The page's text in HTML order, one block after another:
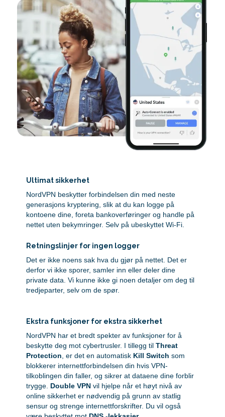
Ultimat sikkerhet
NordVPN beskytter forbindelsen din med neste
generasjons kryptering, slik at du kan logge på
kontoene dine, foreta bankoverføringer og handle på
nettet uten bekymringer. Selv på ubeskyttet Wi-Fi.
Retningslinjer for ingen logger
Det er ikke noens sak hva du gjør på nettet. Det er
derfor vi ikke sporer, samler inn eller deler dine
private data. Vi kunne ikke gi noen detaljer om deg til
tredjeparter, selv om de spør.
Ekstra funksjoner for ekstra sikkerhet
NordVPN har et bredt spekter av funksjoner for å
beskytte deg mot cybertrusler. I tillegg tilThreat
Protection , er det en automatisk Kill Switch som
blokkerer internettforbindelsen din hvis VPN-
tilkoblingen din faller, og sikrer at dataene dine forblir
trygge. Double VPN vil hjelpe når et høyt nivå av
online sikkerhet er nødvendig på grunn av statlig
sensur og strenge internettforskrifter. Du vil også